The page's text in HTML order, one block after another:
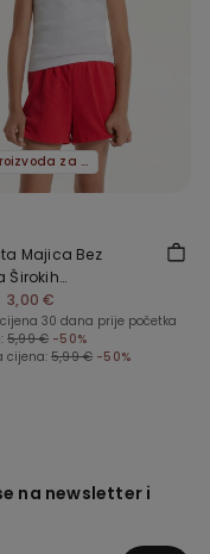
5 proizvoda za -70%
Majica Bez
Širokih
za Djevojčice
3,00 €
30 dana prije početka
5,99 € -50%
cijena: 5,99 € -50%
na newsletter i